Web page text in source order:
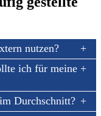
nutzen?
ich für meine
Durchschnitt?